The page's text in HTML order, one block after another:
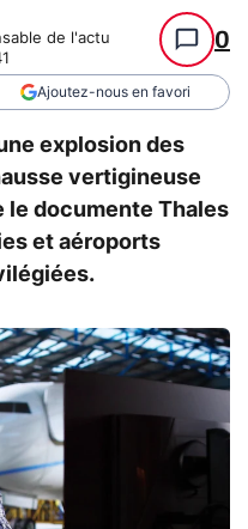
de l'actu
0
Ajoutez-nous en favori
explosion des
vertigineuse
le documente Thales
et aéroports